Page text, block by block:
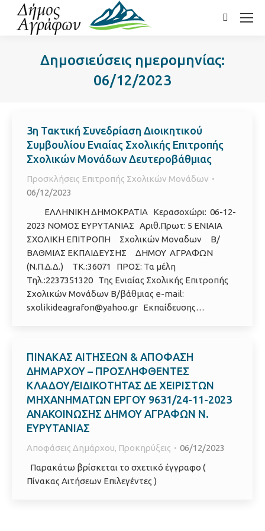
Search:
Δημοσιεύσεις ημερομηνίας:
06/12/2023
3η Τακτική Συνεδρίαση Διοικητικού
Συμβουλίου Ενιαίας Σχολικής Επιτροπής
Σχολικών Μονάδων Δευτεροβάθμιας
Προσκλήσεις Επιτροπής Σχολικών Μονάδων
06/12/2023
ΕΛΛΗΝΙΚΗ ΔΗΜΟΚΡΑΤΙΑ Κερασοχώρι: 06-12-
2023 ΝΟΜΟΣ ΕΥΡΥΤΑΝΙΑΣ Αριθ.Πρωτ: 5 ΕΝΙΑΙΑ
ΣΧΟΛΙΚΗ ΕΠΙΤΡΟΠΗ Σχολικών Μοναδων Β/
ΒΑΘΜΙΑΣ ΕΚΠΑΙΔΕΥΣΗΣ ΔΗΜΟΥ ΑΓΡΑΦΩΝ
(Ν.Π.Δ.Δ.) ΤΚ.:36071 ΠΡΟΣ: Τα μέλη
Τηλ.:2237351320 Της Ενιαίας Σχολικής Επιτροπής
Σχολικών Μονάδων B/βάθμιας e-mail:
sxolikideagrafon@yahoo.gr Εκπαίδευσης…
ΠΙΝΑΚΑΣ ΑΙΤΗΣΕΩΝ & ΑΠΟΦΑΣΗ
ΔΗΜΑΡΧΟΥ – ΠΡΟΣΛΗΦΘΕΝΤΕΣ
ΚΛΑΔΟΥ/ΕΙΔΙΚΟΤΗΤΑΣ ΔΕ ΧΕΙΡΙΣΤΩΝ
ΜΗΧΑΝΗΜΑΤΩΝ ΕΡΓΟΥ 9631/24-11-2023
ΑΝΑΚΟΙΝΩΣΗΣ ΔΗΜΟΥ ΑΓΡΑΦΩΝ Ν.
ΕΥΡΥΤΑΝΙΑΣ
Αποφάσεις Δημάρχου, Προκηρύξεις
06/12/2023
Παρακάτω βρίσκεται το σχετικό έγγραφο (
Πίνακας Αιτήσεων Επιλεγέντες )